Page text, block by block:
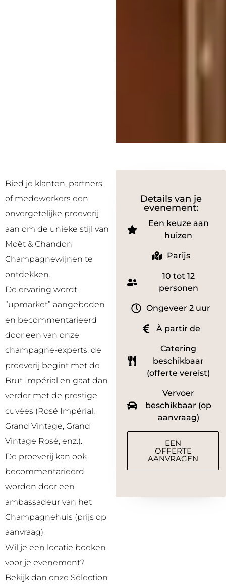
Bied je klanten, partners
of medewerkers een
onvergetelijke proeverij
aan om de unieke stijl van
Moët & Chandon
Champagnewijnen te
ontdekken.
De ervaring wordt
“upmarket” aangeboden
en becommentarieerd
door een van onze
champagne-experts: de
proeverij begint met de
Brut Impérial en gaat dan
verder met de prestige
cuvées (Rosé Impérial,
Grand Vintage, Grand
Vintage Rosé, enz.).
De proeverij kan ook
becommentarieerd
worden door een
ambassadeur van het
Champagnehuis (prijs op
aanvraag).
Wil je een locatie boeken
voor je evenement?
Bekijk dan onze Sélection
Details van je
evenement:
Een keuze aan
huizen
Parijs
10 tot 12
personen
Ongeveer 2 uur
À partir de
Catering
beschikbaar
(offerte vereist)
Vervoer
beschikbaar (op
aanvraag)
EEN
OFFERTE
AANVRAGEN